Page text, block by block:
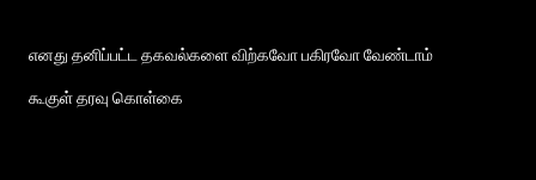
எனது தனிப்பட்ட தகவல்களை விற்கவோ பகிரவோ வேண்டாம்
கூகுள் தரவு கொள்கை